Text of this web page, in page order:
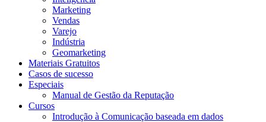
Marketing
Vendas
Varejo
Indústria
Geomarketing
Materiais Gratuitos
Casos de sucesso
Especiais
Manual de Gestão da Reputação
Cursos
Introdução à Comunicação baseada em dados